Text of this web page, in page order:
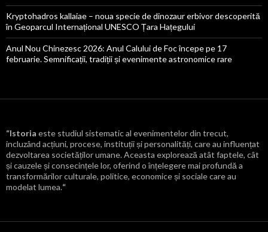
Kryptohadros kallaiae – noua specie de dinozaur erbivor descoperită
în Geoparcul Internațional UNESCO Țara Hațegului
Anul Nou Chinezesc 2026: Anul Calului de Foc începe pe 17
februarie. Semnificații, tradiții și evenimente astronomice rare
“Istoria este studiul sistematic al evenimentelor din trecut,
incluzând acțiuni, procese, instituții și personalități, care au influențat
dezvoltarea societăților umane. Aceasta explorează atât faptele, cât
și cauzele și consecințele lor, oferind o înțelegere mai profundă a
transformărilor culturale, politice, economice și sociale care au
modelat lumea.“